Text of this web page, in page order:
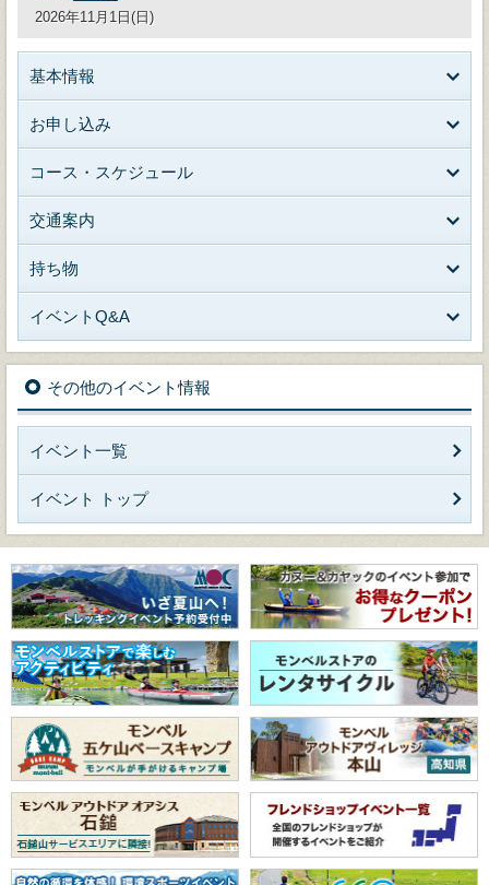
2026年11月1日(日)
基本情報
お申し込み
コース・スケジュール
交通案内
持ち物
イベントQ&A
その他のイベント情報
イベント一覧
イベント トップ